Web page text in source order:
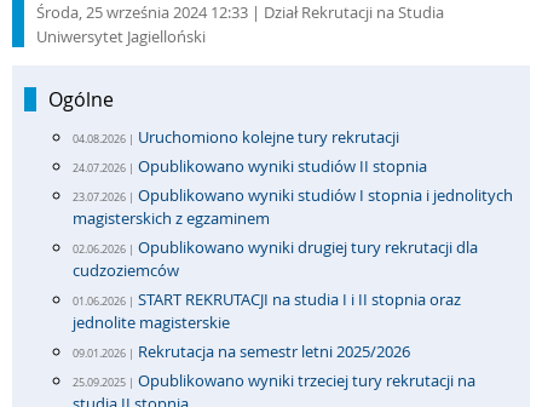
Środa, 25 września 2024 12:33 | Dział Rekrutacji na Studia
Uniwersytet Jagielloński
Ogólne
04.08.2026 | Uruchomiono kolejne tury rekrutacji
24.07.2026 | Opublikowano wyniki studiów II stopnia
23.07.2026 | Opublikowano wyniki studiów I stopnia i jednolitych
magisterskich z egzaminem
02.06.2026 | Opublikowano wyniki drugiej tury rekrutacji dla
cudzoziemców
01.06.2026 | START REKRUTACJI na studia I i II stopnia oraz
jednolite magisterskie
09.01.2026 | Rekrutacja na semestr letni 2025/2026
25.09.2025 | Opublikowano wyniki trzeciej tury rekrutacji na